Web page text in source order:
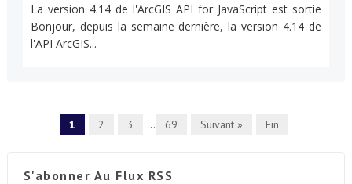
La version 4.14 de l'ArcGIS API for JavaScript est sortie
Bonjour, depuis la semaine dernière, la version 4.14 de
l'API ArcGIS...
1 2 3 ... 69 Suivant » Fin
S'abonner Au Flux RSS